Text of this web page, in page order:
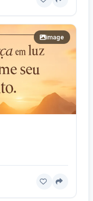
image